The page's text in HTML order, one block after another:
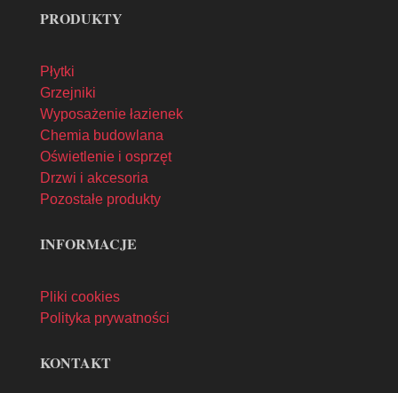
PRODUKTY
Płytki
Grzejniki
Wyposażenie łazienek
Chemia budowlana
Oświetlenie i osprzęt
Drzwi i akcesoria
Pozostałe produkty
INFORMACJE
Pliki cookies
Polityka prywatności
KONTAKT